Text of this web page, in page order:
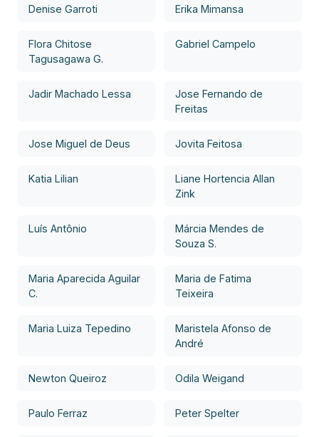
Denise Garroti Erika Mimansa
Flora Chitose
Tagusagawa G.
Gabriel Campelo
Jadir Machado Lessa
Jose Fernando de
Freitas
Jose Miguel de Deus Jovita Feitosa
Katia Lilian
Liane Hortencia Allan
Zink
Luís Antônio
Márcia Mendes de
Souza S.
Maria Aparecida Aguilar
C.
Maria de Fatima
Teixeira
Maria Luiza Tepedino
Maristela Afonso de
André
Newton Queiroz Odila Weigand
Paulo Ferraz Peter Spelter